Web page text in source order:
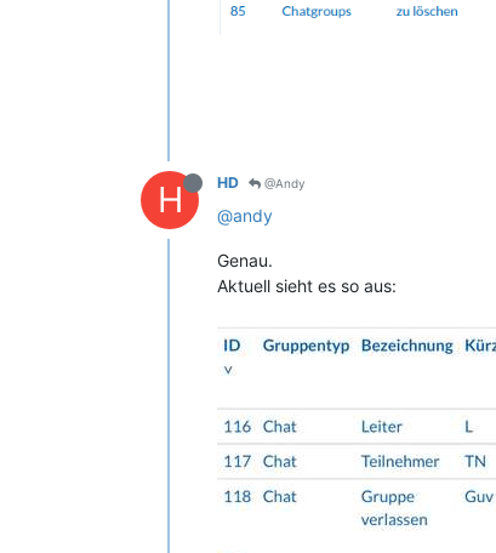
H HD @Andy
@andy
Genau.
Aktuell sieht es so aus: